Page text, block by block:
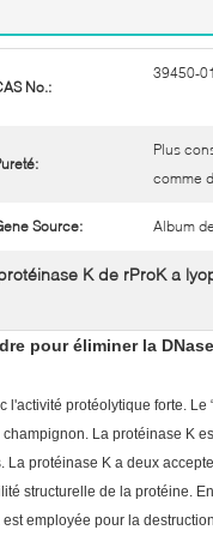
No.:
39450-
Plus
comme
Source: Album
K de rProK a
pour éliminer la
protéolytique forte. Le
La protéinase K
protéinase K a deux
structurelle de la protéine.
employée pour la